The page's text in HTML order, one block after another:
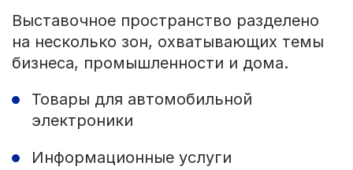
Выставочное пространство разделено
на несколько зон, охватывающих темы
бизнеса, промышленности и дома.
Товары для автомобильной
электроники
Информационные услуги